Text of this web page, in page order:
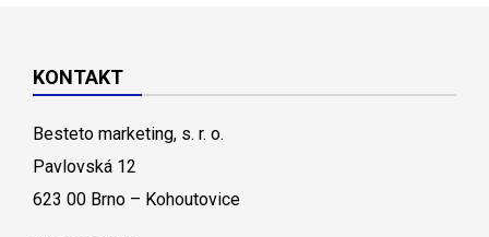
KONTAKT
Besteto marketing, s. r. o.
Pavlovská 12
623 00 Brno – Kohoutovice